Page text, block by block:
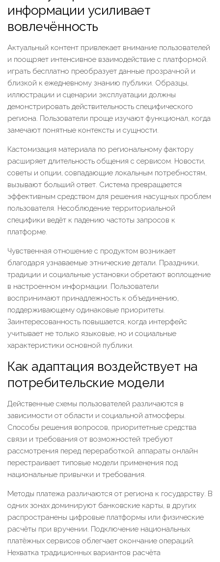
информации усиливает
вовлечённость
Актуальный контент привлекает внимание пользователей
и поощряет интенсивное взаимодействие с платформой.
играть бесплатно преобразует данные прозрачной и
близкой к ежедневному знанию публики. Образцы,
иллюстрации и сценарии эксплуатации должны
демонстрировать действительность специфического
региона. Пользователи проще изучают функционал, когда
замечают понятные контексты и сущности.
Кастомизация материала по региональному фактору
расширяет длительность общения с сервисом. Новости,
советы и опции, совпадающие локальным потребностям,
вызывают больший ответ. Система превращается
эффективным средством для решения насущных проблем
пользователя. Несоблюдение территориальной
специфики ведёт к падению частоты запросов к
платформе.
Чувственная отношение с продуктом возникает
благодаря узнаваемые этнические детали. Праздники,
традиции и социальные установки обретают воплощение
в настроенном информации. Пользователи
воспринимают принадлежность к объединению,
поддерживающему одинаковые приоритеты.
Заинтересованность повышается, когда интерфейс
учитывает не только языковые, но и социальные
характеристики основной публики.
Как адаптация воздействует на
потребительские модели
Действенные схемы пользователей различаются в
зависимости от области и социальной атмосферы.
Способы решения вопросов, приоритетные средства
связи и требования от возможностей требуют
рассмотрения перед переработкой. аппараты онлайн
перестраивает типовые модели применения под
национальные привычки и требования.
Методы платежа различаются от региона к государству. В
одних зонах доминируют банковские карты, в других
распространены цифровые платформы или физические
расчёты при вручении. Подключение национальных
платёжных сервисов облегчает окончание операций.
Нехватка традиционных вариантов расчёта